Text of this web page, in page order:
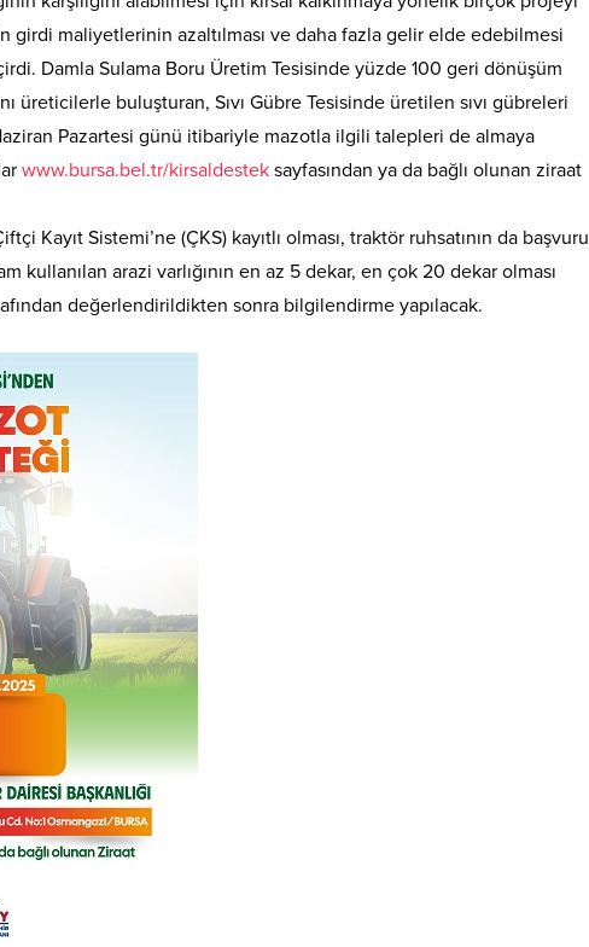
maliyetlerinin azaltılması ve daha fazla gelir elde edebilmesi
Damla Sulama Boru Üretim Tesisinde yüzde 100 geri dönüşüm
üreticilerle buluşturan, Sıvı Gübre Tesisinde üretilen sıvı gübreleri
Pazartesi günü itibariyle mazotla ilgili talepleri de almaya
www.bursa.bel.tr/kirsaldestek sayfasından ya da bağlı olunan ziraat
Kayıt Sistemi’ne (ÇKS) kayıtlı olması, traktör ruhsatının da başvuru
kullanılan arazi varlığının en az 5 dekar, en çok 20 dekar olması
değerlendirildikten sonra bilgilendirme yapılacak.